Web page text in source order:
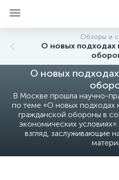
Обзоры и
О новых подходах
О новых
В Москве прошла научно-
по теме «О новых подходах
гражданской обороны в
экономических
взгляд, заслуживающие